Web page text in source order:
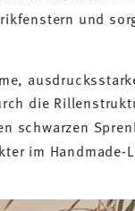
und
die
schwarzen
im Handmade-